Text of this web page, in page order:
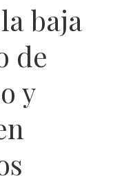
baja
de
y